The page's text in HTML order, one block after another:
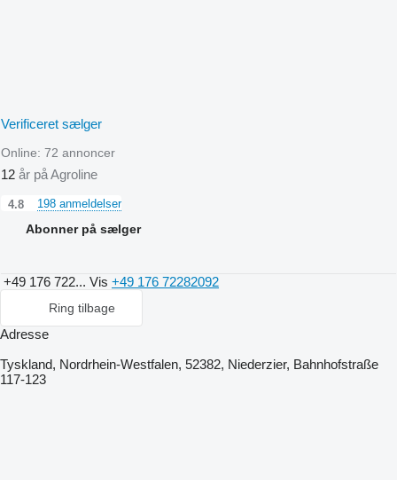
Verificeret sælger
Online: 72 annoncer
12 år på Agroline
4.8 198 anmeldelser
Abonner på sælger
+49 176 722... Vis +49 176 72282092
Ring tilbage
Adresse
Tyskland, Nordrhein-Westfalen, 52382, Niederzier, Bahnhofstraße
117-123